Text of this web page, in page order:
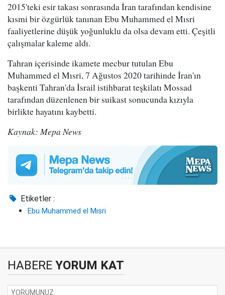
2015'teki esir takası sonrasında İran tarafından kendisine
kısmi bir özgürlük tanınan Ebu Muhammed el Mısri
faaliyetlerine düşük yoğunluklu da olsa devam etti. Çeşitli
çalışmalar kaleme aldı.
Tahran içerisinde ikamete mecbur tutulan Ebu
Muhammed el Mısri, 7 Ağustos 2020 tarihinde İran'ın
başkenti Tahran'da İsrail istihbarat teşkilatı Mossad
tarafından düzenlenen bir suikast sonucunda kızıyla
birlikte hayatını kaybetti.
Kaynak: Mepa News
Etiketler :
Ebu Muhammed el Mısri
HABERE YORUM KAT